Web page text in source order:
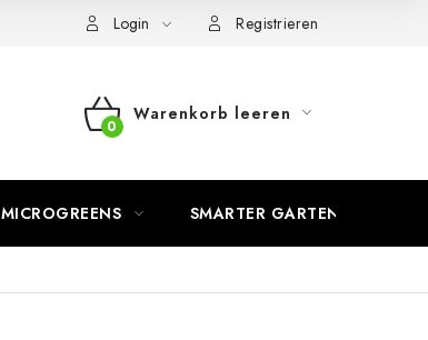
Login Registrieren
WARENKORB
Warenkorb leeren
MICROGREENS SMARTER GARTEN